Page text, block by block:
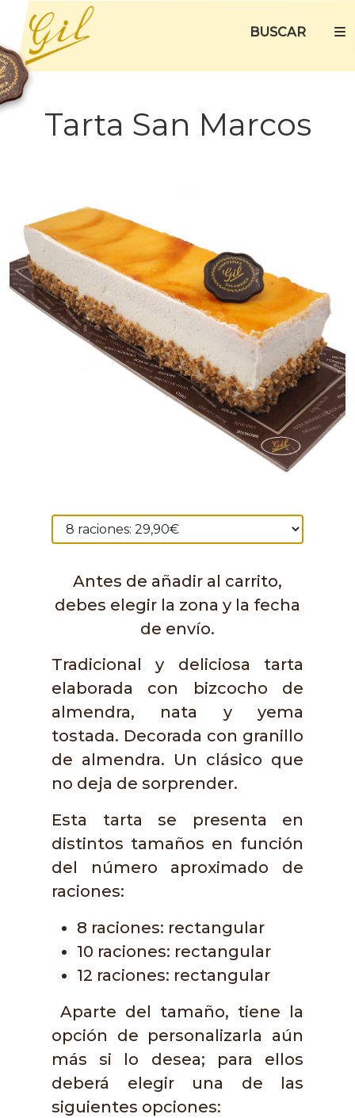
BUSCAR
Tarta San Marcos
Antes de añadir al carrito,
debes elegir la zona y la fecha
de envío.
Tradicional y deliciosa tarta
elaborada con bizcocho de
almendra, nata y yema
tostada. Decorada con granillo
de almendra. Un clásico que
no deja de sorprender.
Esta tarta se presenta en
distintos tamaños en función
del número aproximado de
raciones:
8 raciones: rectangular
10 raciones: rectangular
12 raciones: rectangular
Aparte del tamaño, tiene la
opción de personalizarla aún
más si lo desea; para ellos
deberá elegir una de las
siguientes opciones: